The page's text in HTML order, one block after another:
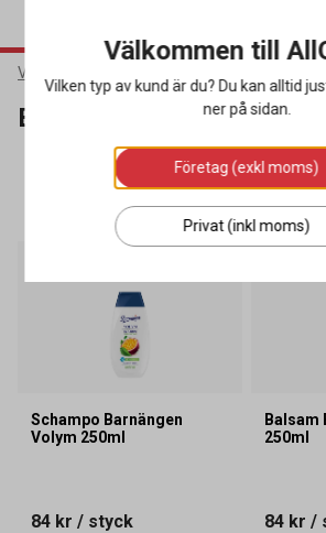
Varumärken
Barnängen
SORTERA
3 produkter
Schampo Barnängen
Volym 250ml
84 kr / styck
Balsam
250ml
84 kr /
Välkommen till
Vilken typ av kund är du? Du kan alltid
ner på sidan.
Företag (exkl moms)
Privat (inkl moms)